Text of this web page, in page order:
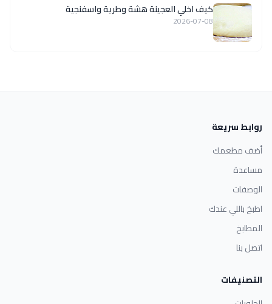
كيف اخلي العجينة هشة وطرية واسفنجية
2026-07-08
روابط سريعة
أضف مطعمك
مساعدة
الوصفات
اطبخ باللي عندك
المطابخ
اتصل بنا
التصنيفات